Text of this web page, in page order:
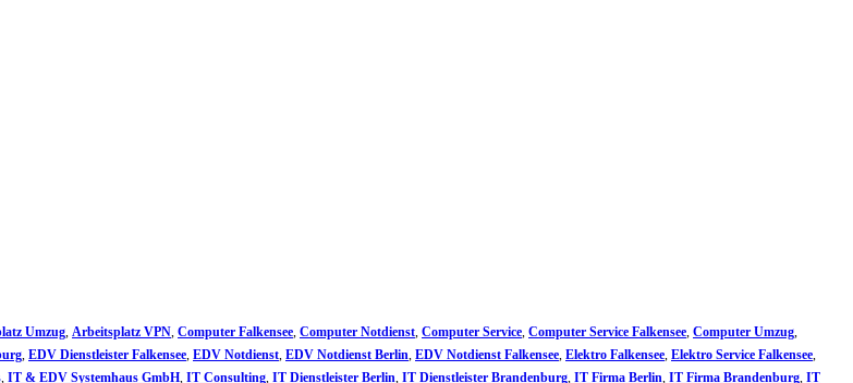
Umzug Arbeitsplatz VPN Computer Falkensee Computer Notdienst Computer Service Computer Service Falkensee Computer Umzug
EDV Dienstleister Falkensee EDV Notdienst EDV Notdienst Berlin EDV Notdienst Falkensee Elektro Falkensee Elektro Service Falkensee
IT & EDV Systemhaus GmbH IT Consulting IT Dienstleister Berlin IT Dienstleister Brandenburg IT Firma Berlin IT Firma Brandenburg IT